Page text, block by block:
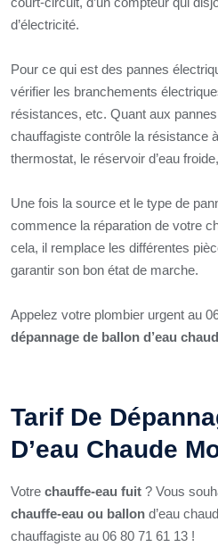
d’électricité.
Pour ce qui est des pannes
vérifier les branchements
résistances, etc. Quant aux
chauffagiste contrôle la résistance
thermostat, le réservoir d’eau
Une fois la source et le type de
commence la réparation de votre
cela, il remplace les différentes
garantir son bon état de marche.
Appelez votre plombier urgent au
dépannage de ballon d’eau
Tarif De
D’eau Chaude
Votre chauffe-eau fuit ? Vous
chauffe-eau ou ballon d’eau
chauffagiste au 06 80 71 61 13 !